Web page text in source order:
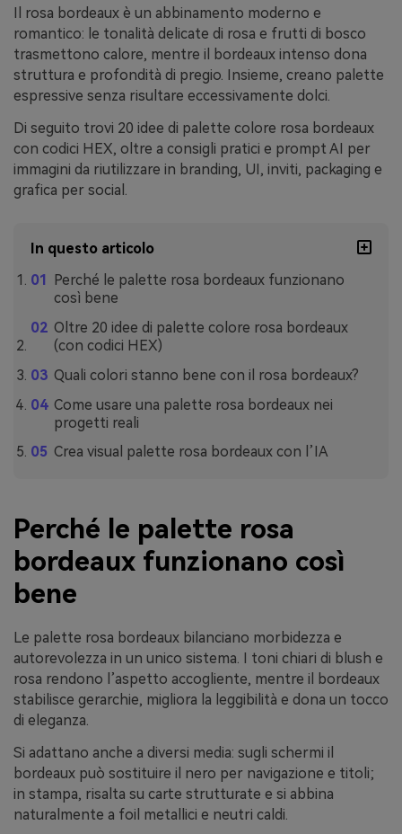
Il rosa bordeaux è un abbinamento moderno e
romantico: le tonalità delicate di rosa e frutti di bosco
trasmettono calore, mentre il bordeaux intenso dona
struttura e profondità di pregio. Insieme, creano palette
espressive senza risultare eccessivamente dolci.
Di seguito trovi 20 idee di palette colore rosa bordeaux
con codici HEX, oltre a consigli pratici e prompt AI per
immagini da riutilizzare in branding, UI, inviti, packaging e
grafica per social.
In questo articolo
Perché le palette rosa bordeaux funzionano
così bene
Oltre 20 idee di palette colore rosa bordeaux
(con codici HEX)
Quali colori stanno bene con il rosa bordeaux?
Come usare una palette rosa bordeaux nei
progetti reali
Crea visual palette rosa bordeaux con l’IA
Perché le palette rosa
bordeaux funzionano così
bene
Le palette rosa bordeaux bilanciano morbidezza e
autorevolezza in un unico sistema. I toni chiari di blush e
rosa rendono l’aspetto accogliente, mentre il bordeaux
stabilisce gerarchie, migliora la leggibilità e dona un tocco
di eleganza.
Si adattano anche a diversi media: sugli schermi il
bordeaux può sostituire il nero per navigazione e titoli;
in stampa, risalta su carte strutturate e si abbina
naturalmente a foil metallici e neutri caldi.